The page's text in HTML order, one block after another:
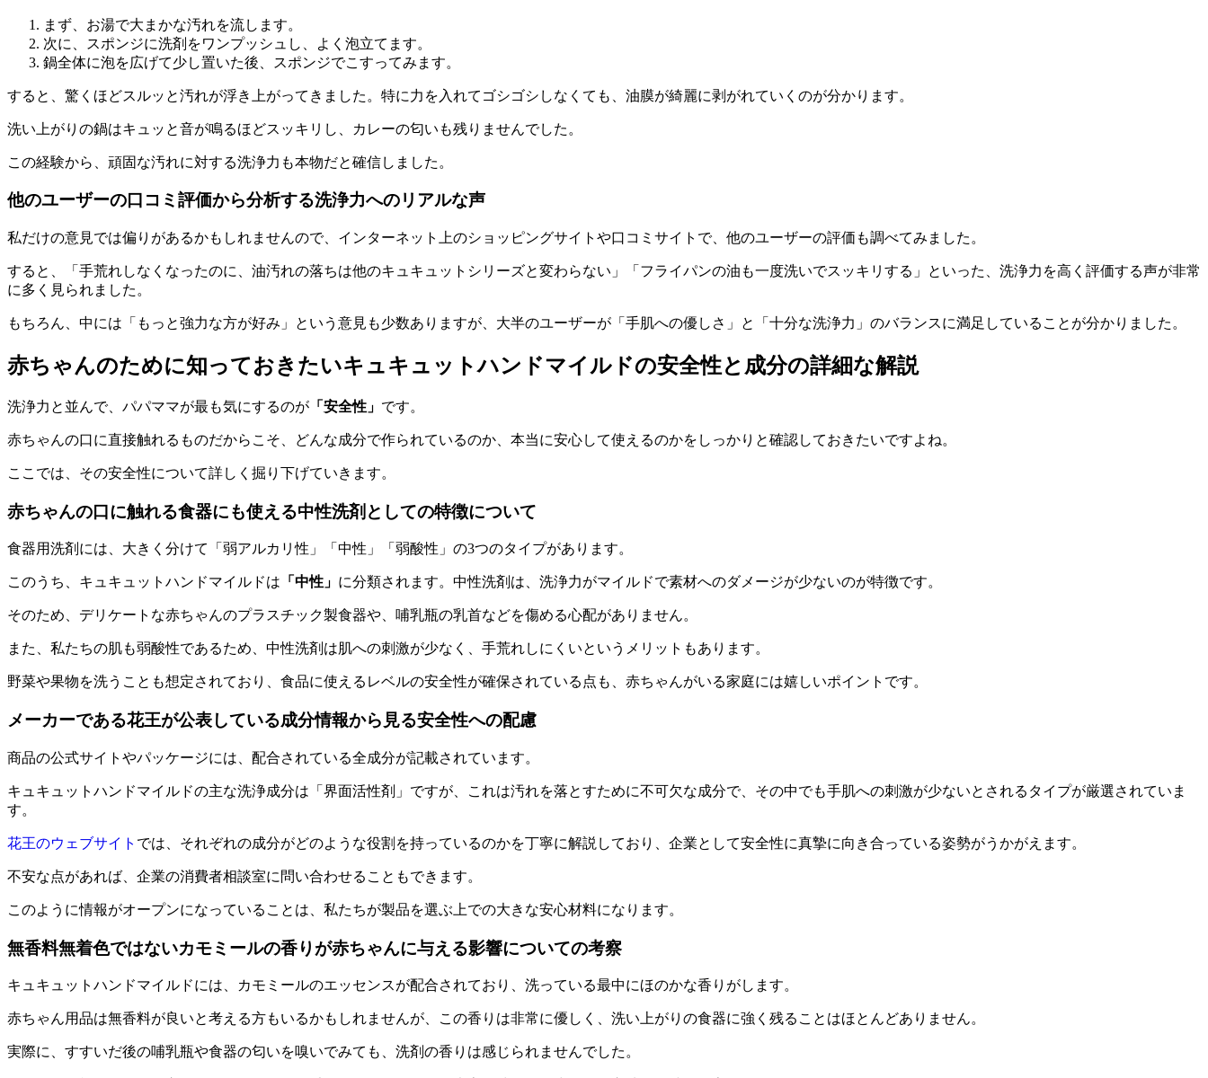
まず、お湯で大まかな汚れを流します。
次に、スポンジに洗剤をワンプッシュし、よく泡立てます。
鍋全体に泡を広げて少し置いた後、スポンジでこすってみます。
すると、 驚くほどスルッと汚れが浮き上がってきました。 特に力を入れてゴシゴシしなくても、油膜が綺麗に剥がれていくのが分かります。
洗い上がりの鍋はキュッと音が鳴るほどスッキリし、カレーの匂いも残りませんでした。
この経験から、 頑固な汚れに対する洗浄力も本物だと確信しました。
他のユーザーの口コミ評価から分析する洗浄力へのリアルな声
私だけの意見では偏りがあるかもしれませんので、インターネット上のショッピングサイトや口コミサイトで、他のユーザーの評価も調べてみました。
すると、「手荒れしなくなったのに、油汚れの落ちは他のキュキュットシリーズと変わらない」「フライパンの油も一度洗いでスッキリする」といった、 洗浄力を高く評価する声が非常
に多く見られました。
もちろん、中には「もっと強力な方が好み」という意見も少数ありますが、 大半のユーザーが「手肌への優しさ」と「十分な洗浄力」のバランスに満足している ことが分かりました。
赤ちゃんのために知っておきたいキュキュットハンドマイルドの安全性と成分の詳細な解説
洗浄力と並んで、パパママが最も気にするのが 「安全性」 です。
赤ちゃんの口に直接触れるものだからこそ、どんな成分で作られているのか、本当に安心して使えるのかをしっかりと確認しておきたいですよね。
ここでは、その安全性について詳しく掘り下げていきます。
赤ちゃんの口に触れる食器にも使える中性洗剤としての特徴について
食器用洗剤には、大きく分けて「弱アルカリ性」「中性」「弱酸性」の3つのタイプがあります。
このうち、キュキュットハンドマイルドは 「中性」 に分類されます。中性洗剤は、洗浄力がマイルドで素材へのダメージが少ないのが特徴です。
そのため、 デリケートな赤ちゃんのプラスチック製食器や、哺乳瓶の乳首などを傷める心配がありません。
また、私たちの肌も弱酸性であるため、中性洗剤は肌への刺激が少なく、手荒れしにくいというメリットもあります。
野菜や果物を洗うことも想定されており、食品に使えるレベルの安全性が確保されている 点も、赤ちゃんがいる家庭には嬉しいポイントです。
メーカーである花王が公表している成分情報から見る安全性への配慮
商品の公式サイトやパッケージには、配合されている全成分が記載されています。
キュキュットハンドマイルドの主な洗浄成分は「界面活性剤」ですが、これは汚れを落とすために不可欠な成分で、その中でも手肌への刺激が少ないとされるタイプが厳選されていま
す。
花王のウェブサイト では、それぞれの成分がどのような役割を持っているのかを丁寧に解説しており、企業として安全性に真摯に向き合っている姿勢がうかがえます。
不安な点があれば、企業の消費者相談室に問い合わせることもできます。
このように情報がオープンになっていることは、私たちが製品を選ぶ上での大きな安心材料になります。
無香料無着色ではないカモミールの香りが赤ちゃんに与える影響についての考察
キュキュットハンドマイルドには、カモミールのエッセンスが配合されており、洗っている最中にほのかな香りがします。
赤ちゃん用品は無香料が良いと考える方もいるかもしれませんが、この香りは非常に優しく、 洗い上がりの食器に強く残ることはほとんどありません。
実際に、すすいだ後の哺乳瓶や食器の匂いを嗅いでみても、洗剤の香りは感じられませんでした。